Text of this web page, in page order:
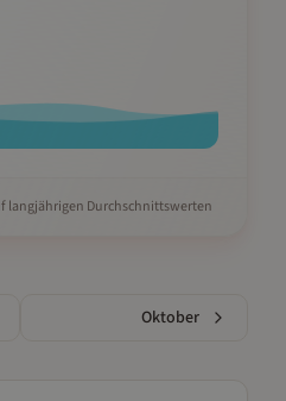
langjährigen Durchschnittswerten
Oktober